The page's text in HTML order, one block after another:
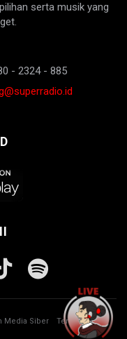
serta musik yang
- 2324 - 885
Media Siber
Tentang Kami